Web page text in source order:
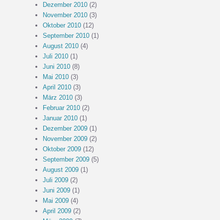
Dezember 2010(2)
November 2010(3)
Oktober 2010(12)
September 2010(1)
August 2010(4)
Juli 2010(1)
Juni 2010(8)
Mai 2010(3)
April 2010(3)
März 2010(3)
Februar 2010(2)
Januar 2010(1)
Dezember 2009(1)
November 2009(2)
Oktober 2009(12)
September 2009(5)
August 2009(1)
Juli 2009(2)
Juni 2009(1)
Mai 2009(4)
April 2009(2)